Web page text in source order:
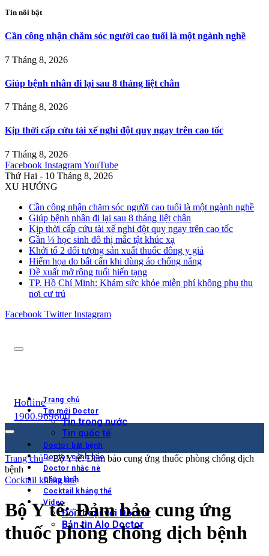
Tin nổi bật
Cần công nhận chăm sóc người cao tuổi là một ngành nghề
7 Tháng 8, 2026
Giúp bệnh nhân đi lại sau 8 tháng liệt chân
7 Tháng 8, 2026
Kịp thời cấp cứu tài xế nghi đột quỵ ngay trên cao tốc
7 Tháng 8, 2026
Facebook InstagramYouTube
Thứ Hai - 10 Tháng 8, 2026
XU HƯỚNG
Cần công nhận chăm sóc người cao tuổi là một ngành nghề
Giúp bệnh nhân đi lại sau 8 tháng liệt chân
Kịp thời cấp cứu tài xế nghi đột quỵ ngay trên cao tốc
Gần ⅓ học sinh đô thị mắc tật khúc xạ
Khởi tố 2 đối tượng sản xuất thuốc đông y giả
Hiểm họa do bất cẩn khi dùng áo chống nắng
Đề xuất mở rộng tuổi hiến tạng
TP. Hồ Chí Minh: Khám sức khỏe miễn phí không phụ thu
nơi cư trú
Facebook Twitter Instagram
Trang chủ
Tin mới Doctor
Tin trong nước
Tin quốc tế
Doctor bắt bệnh
Doctor cảnh báo
Doctor nhắc nè
Chữa lành
Cocktail kháng thể
Video
Đối thoại với Doctor
Bản tin Alo Doctor
Hotline
1900.969600
Trang chủ»Bộ Y tế: Đảm bảo cung ứng thuốc phòng chống dịch
bệnh
Cocktail kháng thể
Bộ Y tế: Đảm bảo cung ứng
thuốc phòng chống dịch bệnh